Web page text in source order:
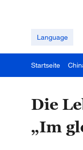
Language
Startseite
Die
„Im